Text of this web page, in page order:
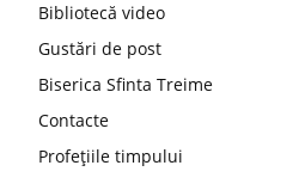
Bibliotecă video
Gustări de post
Biserica Sfinta Treime
Contacte
Profețiile timpului